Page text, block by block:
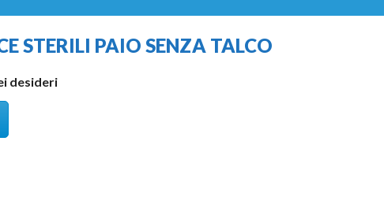
STERILI PAIO SENZA TALCO
desideri